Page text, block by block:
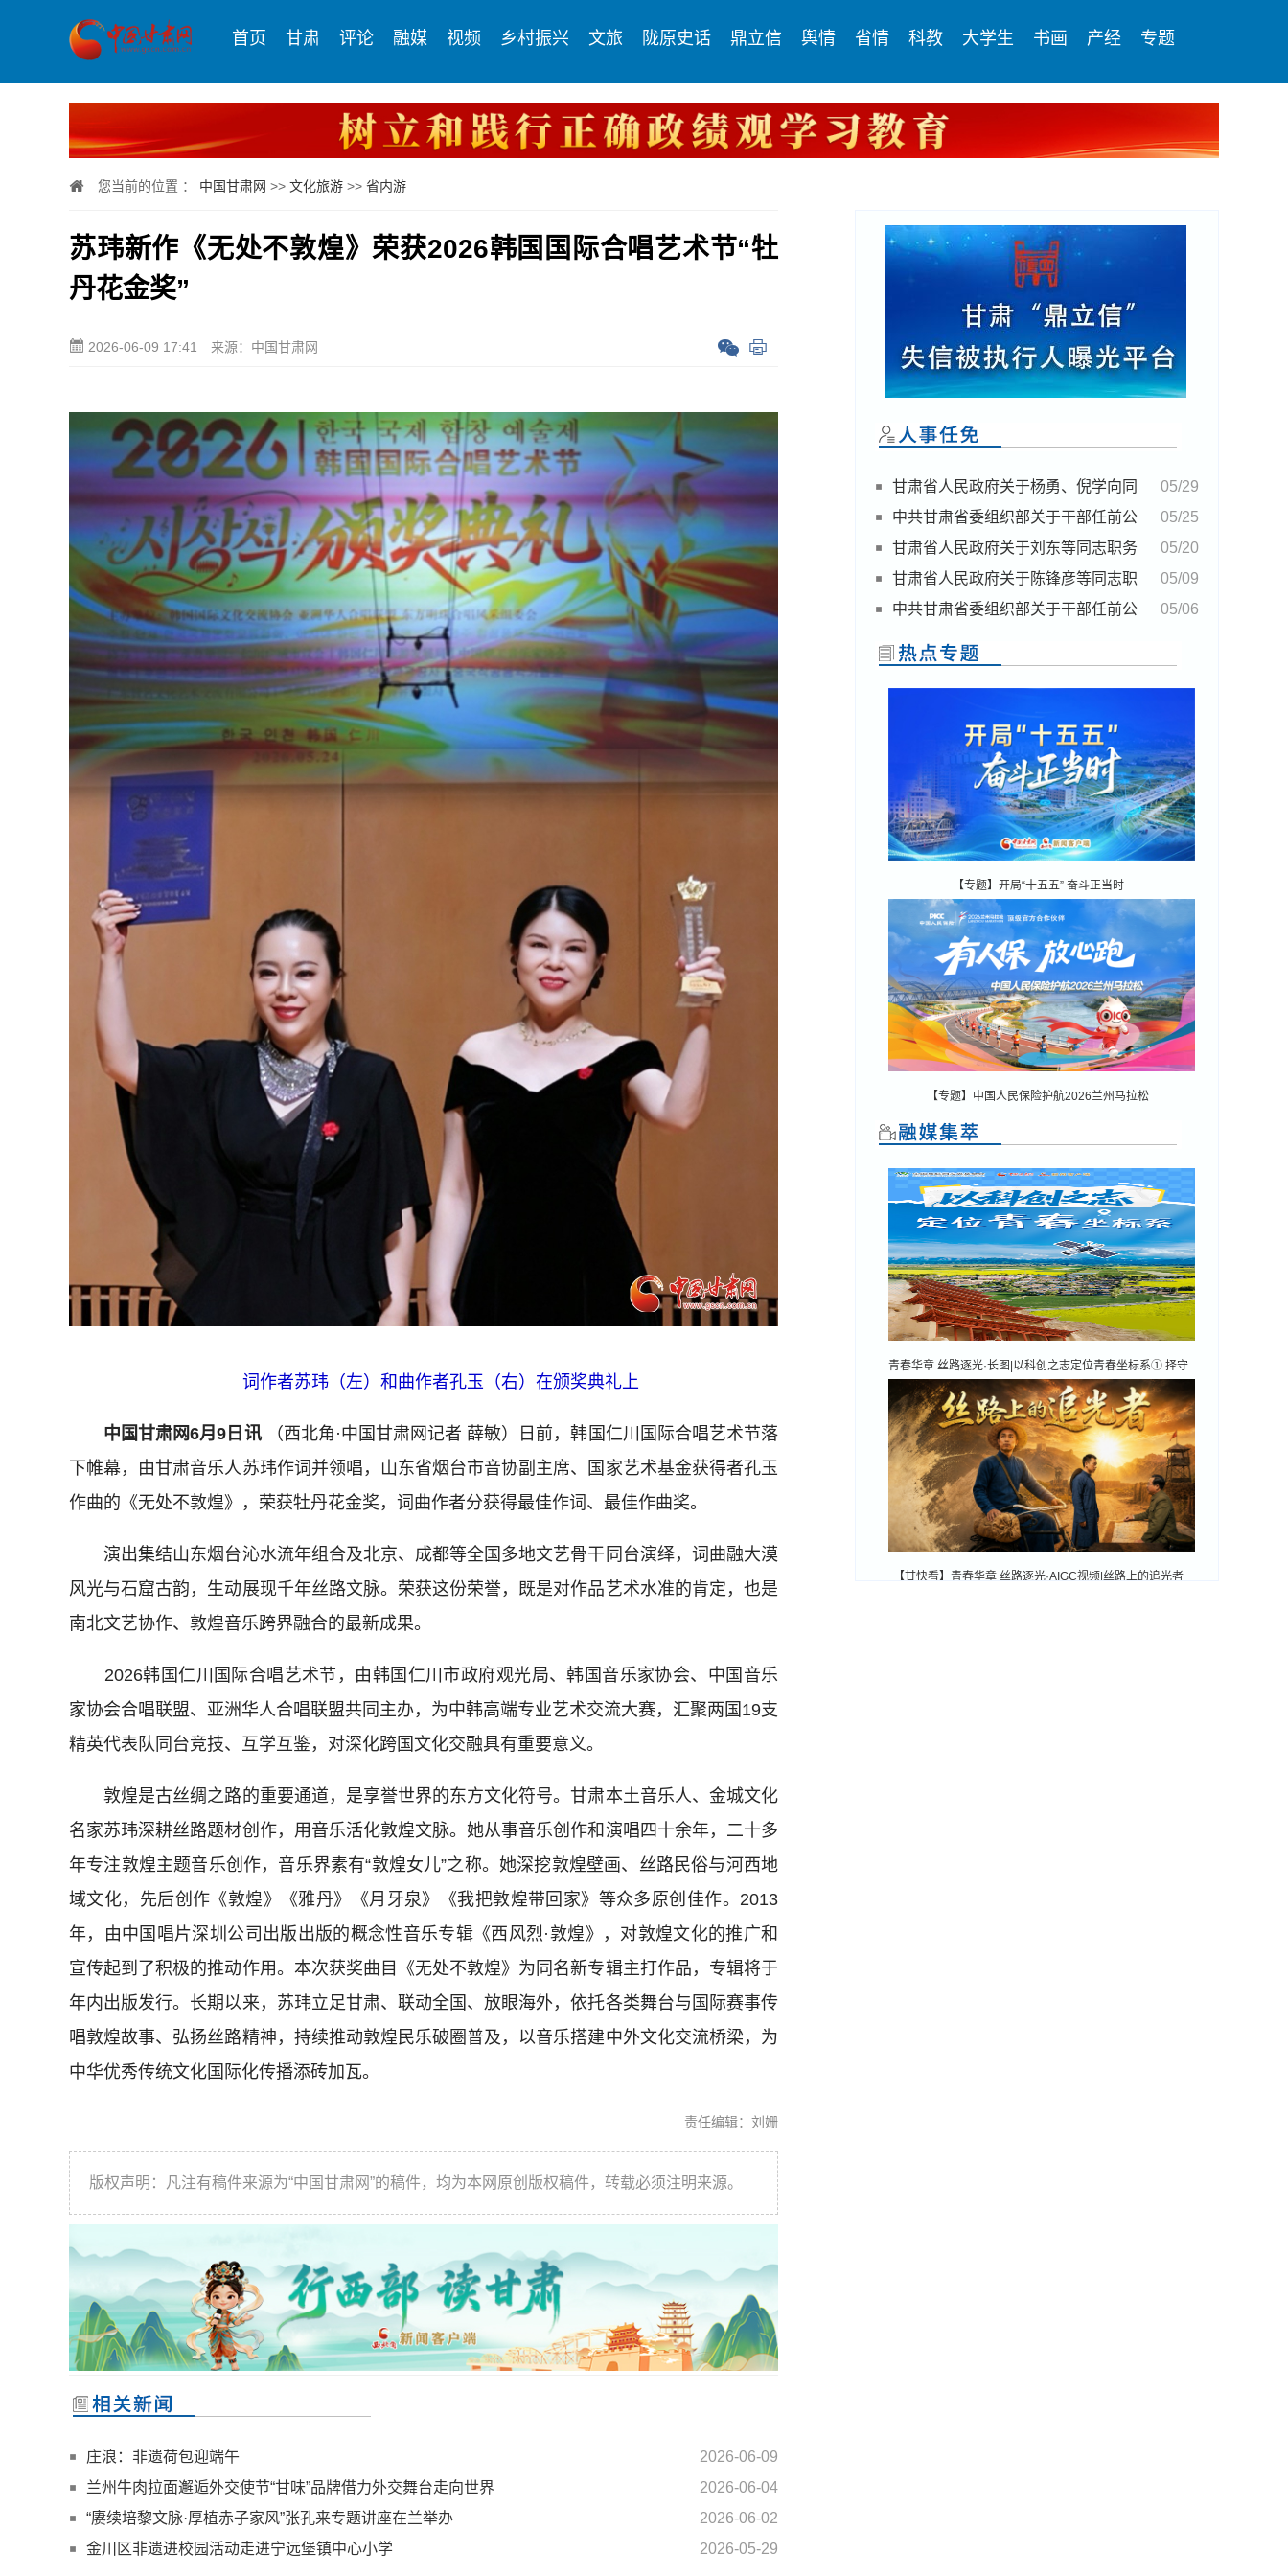
首页 甘肃 评论 融媒 视频 乡村振兴 文旅 陇原史话 鼎立信 舆情 省情 科教 大学生 书画 产经 专题
您当前的位置 ： 中国甘肃网 >> 文化旅游 >> 省内游
苏玮新作《无处不敦煌》荣获2026韩国国际合唱艺术节“牡
丹花金奖”
2026-06-09 17:41 来源：中国甘肃网
词作者苏玮（左）和曲作者孔玉（右）在颁奖典礼上
中国甘肃网6月9日讯（西北角·中国甘肃网记者 薛敏）日前，韩国仁川国际合唱艺术节落
下帷幕，由甘肃音乐人苏玮作词并领唱，山东省烟台市音协副主席、国家艺术基金获得者孔玉
作曲的《无处不敦煌》，荣获牡丹花金奖，词曲作者分获得最佳作词、最佳作曲奖。
演出集结山东烟台沁水流年组合及北京、成都等全国多地文艺骨干同台演绎，词曲融大漠
风光与石窟古韵，生动展现千年丝路文脉。荣获这份荣誉，既是对作品艺术水准的肯定，也是
南北文艺协作、敦煌音乐跨界融合的最新成果。
2026韩国仁川国际合唱艺术节，由韩国仁川市政府观光局、韩国音乐家协会、中国音乐
家协会合唱联盟、亚洲华人合唱联盟共同主办，为中韩高端专业艺术交流大赛，汇聚两国19支
精英代表队同台竞技、互学互鉴，对深化跨国文化交融具有重要意义。
敦煌是古丝绸之路的重要通道，是享誉世界的东方文化符号。甘肃本土音乐人、金城文化
名家苏玮深耕丝路题材创作，用音乐活化敦煌文脉。她从事音乐创作和演唱四十余年，二十多
年专注敦煌主题音乐创作，音乐界素有“敦煌女儿”之称。她深挖敦煌壁画、丝路民俗与河西地
域文化，先后创作《敦煌》《雅丹》《月牙泉》《我把敦煌带回家》等众多原创佳作。2013
年，由中国唱片深圳公司出版出版的概念性音乐专辑《西风烈·敦煌》，对敦煌文化的推广和
宣传起到了积极的推动作用。本次获奖曲目《无处不敦煌》为同名新专辑主打作品，专辑将于
年内出版发行。长期以来，苏玮立足甘肃、联动全国、放眼海外，依托各类舞台与国际赛事传
唱敦煌故事、弘扬丝路精神，持续推动敦煌民乐破圈普及，以音乐搭建中外文化交流桥梁，为
中华优秀传统文化国际化传播添砖加瓦。
责任编辑：刘姗
版权声明：凡注有稿件来源为“中国甘肃网”的稿件，均为本网原创版权稿件，转载必须注明来源。
2026-06-09
庄浪：非遗荷包迎端午
2026-06-04
兰州牛肉拉面邂逅外交使节“甘味”品牌借力外交舞台走向世界
2026-06-02
“赓续培黎文脉·厚植赤子家风”张孔来专题讲座在兰举办
2026-05-29
金川区非遗进校园活动走进宁远堡镇中心小学
05/29
甘肃省人民政府关于杨勇、倪学向同
志任职的通知
05/25
中共甘肃省委组织部关于干部任前公
示的公告
05/20
甘肃省人民政府关于刘东等同志职务
任免的通知(5月18日)
05/09
甘肃省人民政府关于陈锋彦等同志职
务任免的通知
05/06
中共甘肃省委组织部关于干部任前公
示的公告
【专题】开局“十五五” 奋斗正当时
【专题】中国人民保险护航2026兰州马拉松
青春华章 丝路逐光·长图|以科创之志定位青春坐标系① 择守
故土 不负韶华
【甘快看】青春华章 丝路逐光·AIGC视频|丝路上的追光者